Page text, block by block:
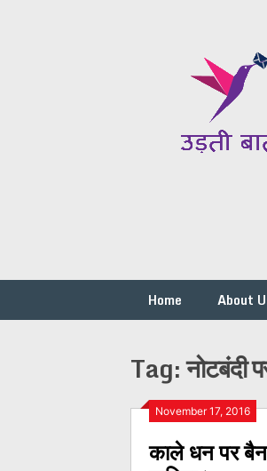
Home About
Tag:नोटबंदी
November 17, 2016
काले धन पर
Posts
navigation